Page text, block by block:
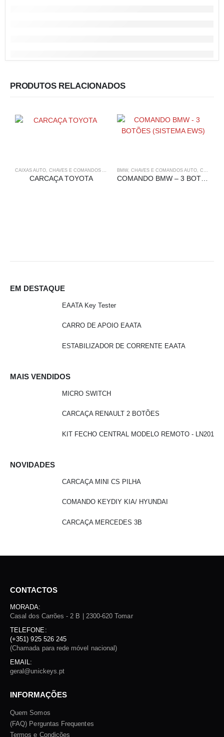
PRODUTOS RELACIONADOS
CAIXAS AUTO, CHAVES E COMANDOS AUTO ,TOYOTA
CARCAÇA TOYOTA
BMW, CHAVES E COMANDOS AUTO, COMANDOS
COMANDO BMW – 3 BOTÕES (SISTEMA EWS)
EM DESTAQUE
EAATA Key Tester
CARRO DE APOIO EAATA
ESTABILIZADOR DE CORRENTE EAATA
MAIS VENDIDOS
MICRO SWITCH
CARCAÇA RENAULT 2 BOTÕES
KIT FECHO CENTRAL MODELO REMOTO - LN201
NOVIDADES
CARCAÇA MINI CS PILHA
COMANDO KEYDIY KIA/ HYUNDAI
CARCAÇA MERCEDES 3B
CONTACTOS
MORADA:
Casal dos Carrões - 2 B | 2300-620 Tomar
TELEFONE:
(+351) 925 526 245
(Chamada para rede móvel nacional)
EMAIL:
geral@unickeys.pt
INFORMAÇÕES
Quem Somos
(FAQ) Perguntas Frequentes
Termos e Condições